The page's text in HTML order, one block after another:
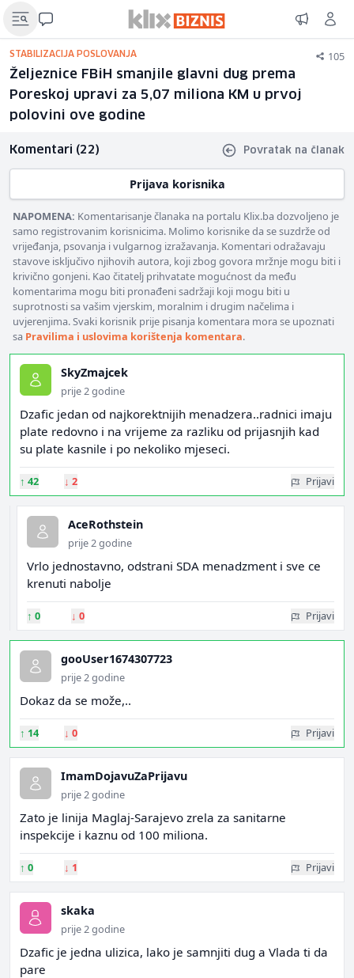
STABILIZACIJA POSLOVANJA 105
Željeznice FBiH smanjile glavni dug prema
Poreskoj upravi za 5,07 miliona KM u prvoj
polovini ove godine
Komentari (22) Povratak na članak
Prijava korisnika
NAPOMENA: Komentarisanje članaka na portalu Klix.ba dozvoljeno je
samo registrovanim korisnicima. Molimo korisnike da se suzdrže od
vrijeđanja, psovanja i vulgarnog izražavanja. Komentari odražavaju
stavove isključivo njihovih autora, koji zbog govora mržnje mogu biti i
krivično gonjeni. Kao čitatelj prihvatate mogućnost da među
komentarima mogu biti pronađeni sadržaji koji mogu biti u
suprotnosti sa vašim vjerskim, moralnim i drugim načelima i
uvjerenjima. Svaki korisnik prije pisanja komentara mora se upoznati
sa Pravilima i uslovima korištenja komentara.
SkyZmajcek
prije 2 godine
Dzafic jedan od najkorektnijih menadzera..radnici imaju
plate redovno i na vrijeme za razliku od prijasnjih kad
su plate kasnile i po nekoliko mjeseci.
↑ 42 ↓ 2 Prijavi
AceRothstein
prije 2 godine
Vrlo jednostavno, odstrani SDA menadzment i sve ce
krenuti nabolje
↑ 0 ↓ 0 Prijavi
gooUser1674307723
prije 2 godine
Dokaz da se može,..
↑ 14 ↓ 0 Prijavi
ImamDojavuZaPrijavu
prije 2 godine
Zato je linija Maglaj-Sarajevo zrela za sanitarne
inspekcije i kaznu od 100 miliona.
↑ 0 ↓ 1 Prijavi
skaka
prije 2 godine
Dzafic je jedna ulizica, lako je samnjiti dug a Vlada ti da
pare